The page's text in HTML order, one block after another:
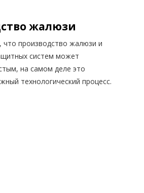
жалюзи
что производство жалюзи и
систем может
на самом деле это
технологический процесс.